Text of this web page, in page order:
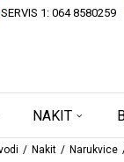
SERVIS 1: 064 8580259
NAKIT
Nakit Narukvice